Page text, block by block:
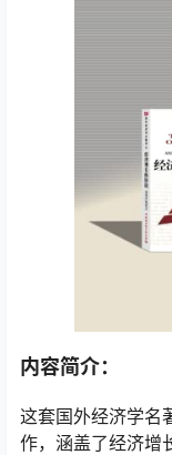
内容简介：
这套国外经济学名
作，涵盖了经济增